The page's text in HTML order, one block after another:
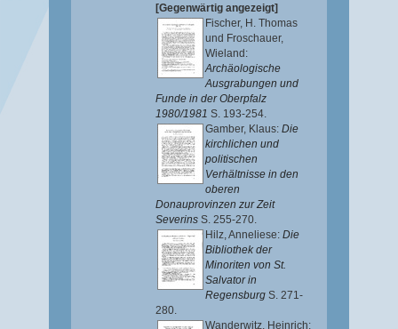
[Gegenwärtig angezeigt]
Fischer, H. Thomas
und Froschauer,
Wieland :
Archäologische
Ausgrabungen und
Funde in der Oberpfalz
1980/1981 S. 193-254.
Gamber, Klaus: Die
kirchlichen und
politischen
Verhältnisse in den
oberen
Donauprovinzen zur Zeit
Severins S. 255-270.
Hilz, Anneliese: Die
Bibliothek der
Minoriten von St.
Salvator in
Regensburg S. 271-
280.
Wanderwitz, Heinrich: